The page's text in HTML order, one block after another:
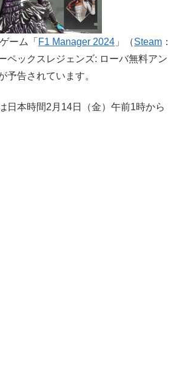
ーム「 F1 Manager 2024 」（Steam ：
ペックスレジェンズ: ローバ無料アン
予告されています。
日本時間2月14日（金）午前1時から